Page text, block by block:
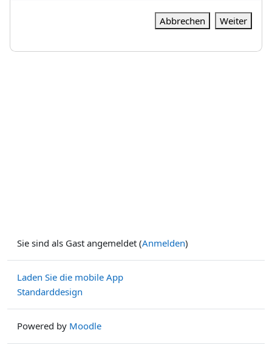
Abbrechen Weiter
Sie sind als Gast angemeldet (Anmelden)
Laden Sie die mobile App
Standarddesign
Powered by Moodle